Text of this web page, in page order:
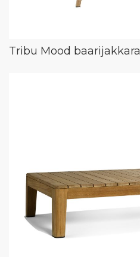
Tribu Mood baarijakkara